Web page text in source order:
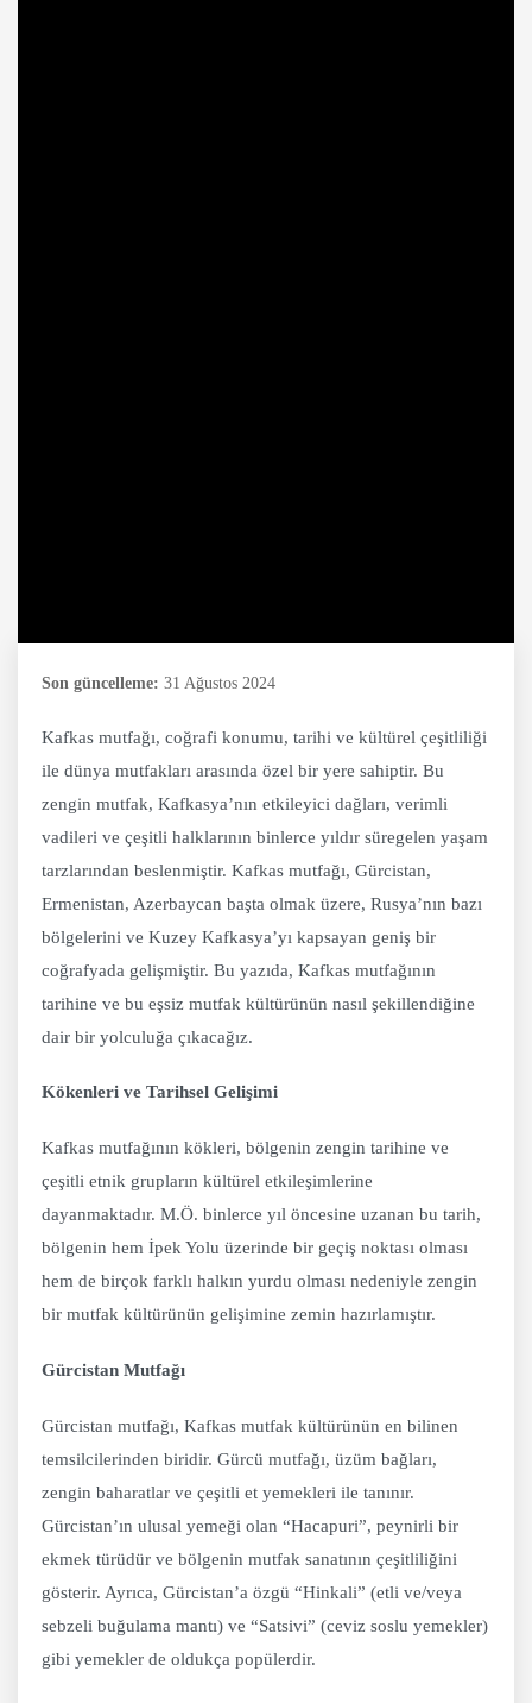
Son güncelleme: 31 Ağustos 2024
Kafkas mutfağı, coğrafi konumu, tarihi ve kültürel çeşitliliği
ile dünya mutfakları arasında özel bir yere sahiptir. Bu
zengin mutfak, Kafkasya’nın etkileyici dağları, verimli
vadileri ve çeşitli halklarının binlerce yıldır süregelen yaşam
tarzlarından beslenmiştir. Kafkas mutfağı, Gürcistan,
Ermenistan, Azerbaycan başta olmak üzere, Rusya’nın bazı
bölgelerini ve Kuzey Kafkasya’yı kapsayan geniş bir
coğrafyada gelişmiştir. Bu yazıda, Kafkas mutfağının
tarihine ve bu eşsiz mutfak kültürünün nasıl şekillendiğine
dair bir yolculuğa çıkacağız.
Kökenleri ve Tarihsel Gelişimi
Kafkas mutfağının kökleri, bölgenin zengin tarihine ve
çeşitli etnik grupların kültürel etkileşimlerine
dayanmaktadır. M.Ö. binlerce yıl öncesine uzanan bu tarih,
bölgenin hem İpek Yolu üzerinde bir geçiş noktası olması
hem de birçok farklı halkın yurdu olması nedeniyle zengin
bir mutfak kültürünün gelişimine zemin hazırlamıştır.
Gürcistan Mutfağı
Gürcistan mutfağı, Kafkas mutfak kültürünün en bilinen
temsilcilerinden biridir. Gürcü mutfağı, üzüm bağları,
zengin baharatlar ve çeşitli et yemekleri ile tanınır.
Gürcistan’ın ulusal yemeği olan “Hacapuri”, peynirli bir
ekmek türüdür ve bölgenin mutfak sanatının çeşitliliğini
gösterir. Ayrıca, Gürcistan’a özgü “Hinkali” (etli ve/veya
sebzeli buğulama mantı) ve “Satsivi” (ceviz soslu yemekler)
gibi yemekler de oldukça popülerdir.